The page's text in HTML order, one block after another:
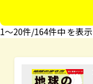
1〜20件/164件中 を表示